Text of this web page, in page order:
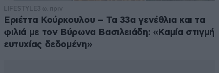
LIFESTYLE3 ω. πριν
Εριέττα Κούρκουλου – Τα 33α γενέθλια και τα
φιλιά με τον Βύρωνα Βασιλειάδη: «Καμία στιγμή
ευτυχίας δεδομένη»